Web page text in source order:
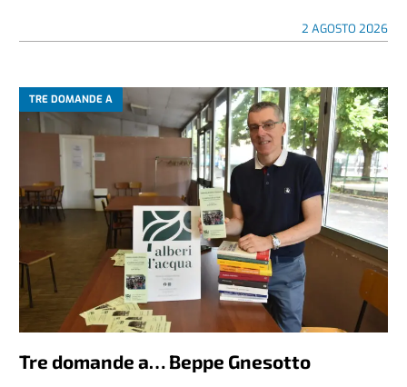
2 AGOSTO 2026
TRE DOMANDE A
Tre domande a… Beppe Gnesotto